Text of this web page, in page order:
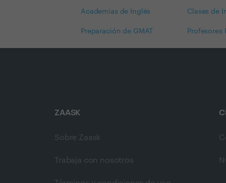
Academias de Inglés Clases de
Preparación de GMAT Profesores
ZAASK
Sobre Zaask
Trabaja con nosotros